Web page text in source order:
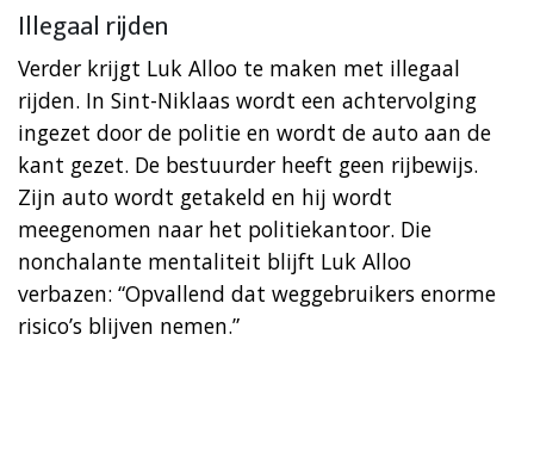
Illegaal rijden
Verder krijgt Luk Alloo te maken met illegaal
rijden. In Sint-Niklaas wordt een achtervolging
ingezet door de politie en wordt de auto aan de
kant gezet. De bestuurder heeft geen rijbewijs.
Zijn auto wordt getakeld en hij wordt
meegenomen naar het politiekantoor. Die
nonchalante mentaliteit blijft Luk Alloo
verbazen: “Opvallend dat weggebruikers enorme
risico’s blijven nemen.”